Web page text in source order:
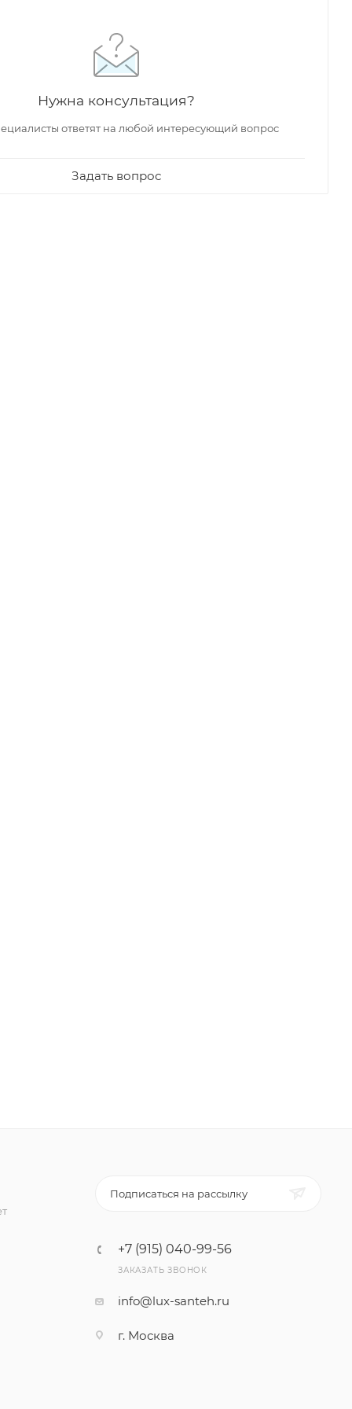
Нужна консультация?
ответят на любой интересующий вопрос
Задать вопрос
Подписаться на рассылку
+7 (915) 040-99-56
ЗАКАЗАТЬ ЗВОНОК
info@lux-santeh.ru
г. Москва